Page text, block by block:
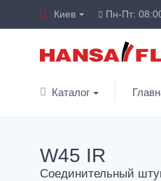
Киев Пн-Пт:
Каталог
W45 IR
Соединительный